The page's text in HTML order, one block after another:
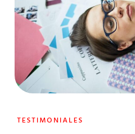
TESTIMONIALES